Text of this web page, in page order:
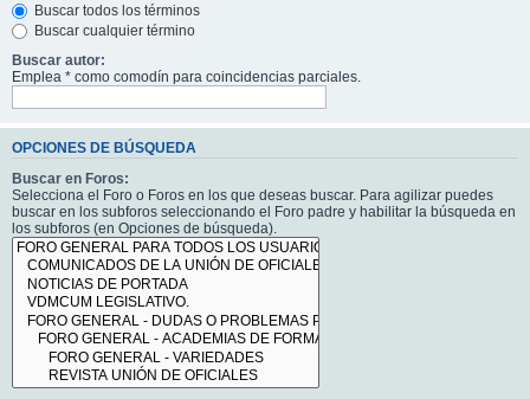
Buscar todos los términos
Buscar cualquier término
Buscar autor:
Emplea * como comodín para coincidencias parciales.
OPCIONES DE BÚSQUEDA
Buscar en Foros:
Selecciona el Foro o Foros en los que deseas buscar. Para agilizar puedes
buscar en los subforos seleccionando el Foro padre y habilitar la búsqueda en
los subforos (en Opciones de búsqueda).